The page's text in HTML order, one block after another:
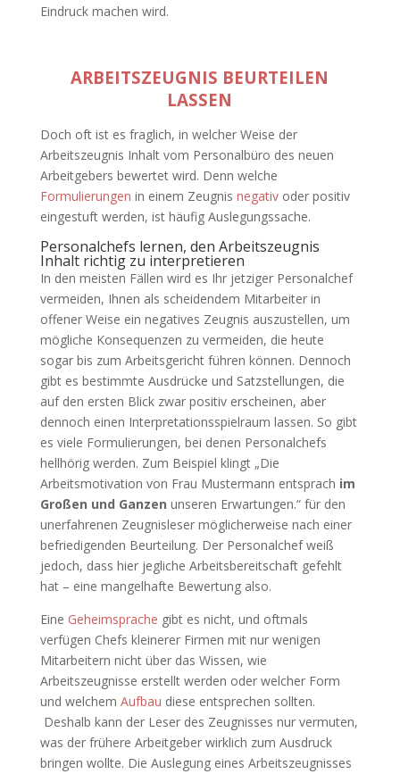
Eindruck machen wird.
ARBEITSZEUGNIS BEURTEILEN
LASSEN
Doch oft ist es fraglich, in welcher Weise der
Arbeitszeugnis Inhalt vom Personalbüro des neuen
Arbeitgebers bewertet wird. Denn welche
Formulierungen in einem Zeugnis negativoder positiv
eingestuft werden, ist häufig Auslegungssache.
Personalchefs lernen, den Arbeitszeugnis
Inhalt richtig zu interpretieren
In den meisten Fällen wird es Ihr jetziger Personalchef
vermeiden, Ihnen als scheidendem Mitarbeiter in
offener Weise ein negatives Zeugnis auszustellen, um
mögliche Konsequenzen zu vermeiden, die heute
sogar bis zum Arbeitsgericht führen können. Dennoch
gibt es bestimmte Ausdrücke und Satzstellungen, die
auf den ersten Blick zwar positiv erscheinen, aber
dennoch einen Interpretationsspielraum lassen. So gibt
es viele Formulierungen, bei denen Personalchefs
hellhörig werden. Zum Beispiel klingt „Die
Arbeitsmotivation von Frau Mustermann entsprach im
Großen und Ganzen unseren Erwartungen.“ für den
unerfahrenen Zeugnisleser möglicherweise nach einer
befriedigenden Beurteilung. Der Personalchef weiß
jedoch, dass hier jegliche Arbeitsbereitschaft gefehlt
hat – eine mangelhafte Bewertung also.
Eine Geheimsprache gibt es nicht, und oftmals
verfügen Chefs kleinerer Firmen mit nur wenigen
Mitarbeitern nicht über das Wissen, wie
Arbeitszeugnisse erstellt werden oder welcher Form
und welchem Aufbau diese entsprechen sollten.
Deshalb kann der Leser des Zeugnisses nur vermuten,
was der frühere Arbeitgeber wirklich zum Ausdruck
bringen wollte. Die Auslegung eines Arbeitszeugnisses